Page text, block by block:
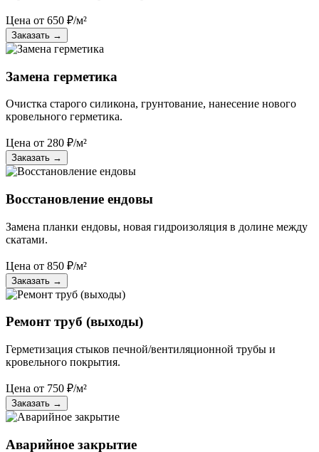
Цена от 650 ₽/м²
Заказать →
Замена герметика
Очистка старого силикона, грунтование, нанесение нового
кровельного герметика.
Цена от 280 ₽/м²
Заказать →
Восстановление ендовы
Замена планки ендовы, новая гидроизоляция в долине между
скатами.
Цена от 850 ₽/м²
Заказать →
Ремонт труб (выходы)
Герметизация стыков печной/вентиляционной трубы и
кровельного покрытия.
Цена от 750 ₽/м²
Заказать →
Аварийное закрытие